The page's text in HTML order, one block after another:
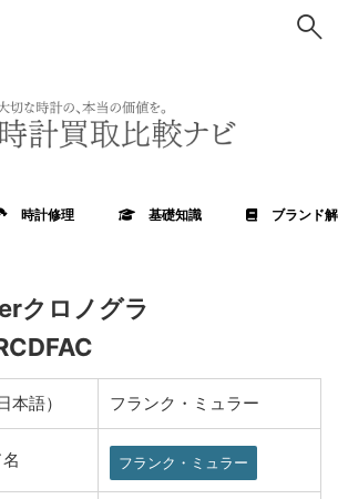
時計修理 基礎知識 ブランド
クロノグラ
本語） フランク・ミュラー
フランク・ミュラー